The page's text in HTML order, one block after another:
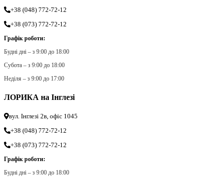
+38 (048) 772-72-12
+38 (073) 772-72-12
Графік роботи:
Будні дні – з 9:00 до 18:00
Субота – з 9:00 до 18:00
Неділя – з 9:00 до 17:00
ЛОРИКА на Інглезі
вул. Інглезі 2в, офіс 1045
+38 (048) 772-72-12
+38 (073) 772-72-12
Графік роботи:
Будні дні – з 9:00 до 18:00